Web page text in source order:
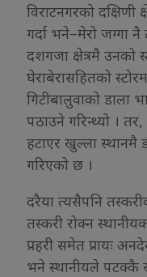
विराटनगरको दक्षिणी
गर्दा भने–मेरो जग्गा
दशगजा क्षेत्रमै उनको
घेराबेरासहितको
गिटीबालुवाको डाला
पठाउने गरिन्थ्यो ।
हटाएर खुल्ला स्थानमै
गरिएको छ ।
दरैया त्यसैपनि
तस्करी रोक्न
प्रहरी समेत प्रायः
भने स्थानीयले पटक्कै